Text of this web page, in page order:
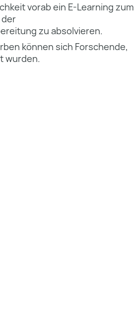
vorab ein E-Learning zum
der
zu absolvieren.
können sich Forschende,
wurden.